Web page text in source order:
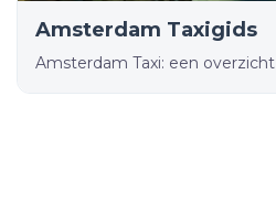
Amsterdam Taxigids
Amsterdam Taxi: een overzicht